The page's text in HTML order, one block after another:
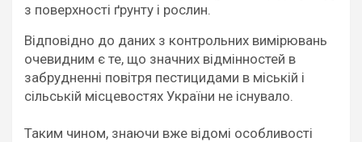
з поверхності ґрунту і рослин.
Відповідно до даних з контрольних вимірювань
очевидним є те, що значних відмінностей в
забрудненні повітря пестицидами в міській і
сільській місцевостях України не існувало.
Таким чином, знаючи вже відомі особливості